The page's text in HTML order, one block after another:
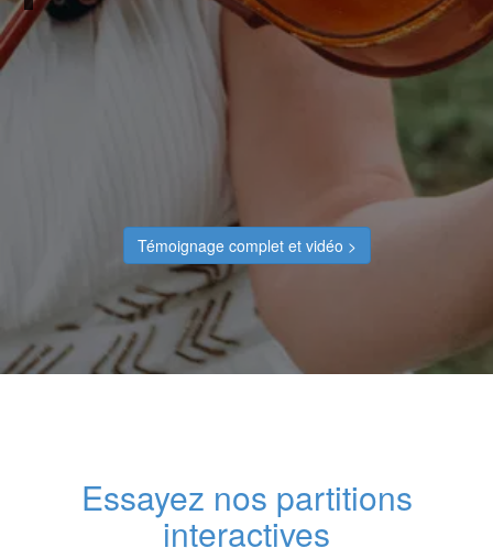
Témoignage complet et vidéo >
Essayez nos partitions
interactives